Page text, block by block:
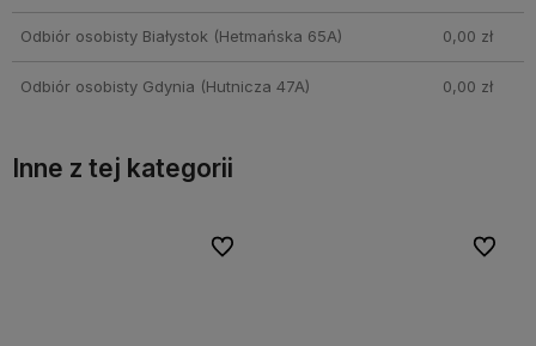
Odbiór osobisty Białystok(Hetmańska 65A) 0,00 zł
Odbiór osobisty Gdynia (Hutnicza 47A) 0,00 zł
Inne z tej kategorii
Do ulubionych
Do ulubionych Do
Do